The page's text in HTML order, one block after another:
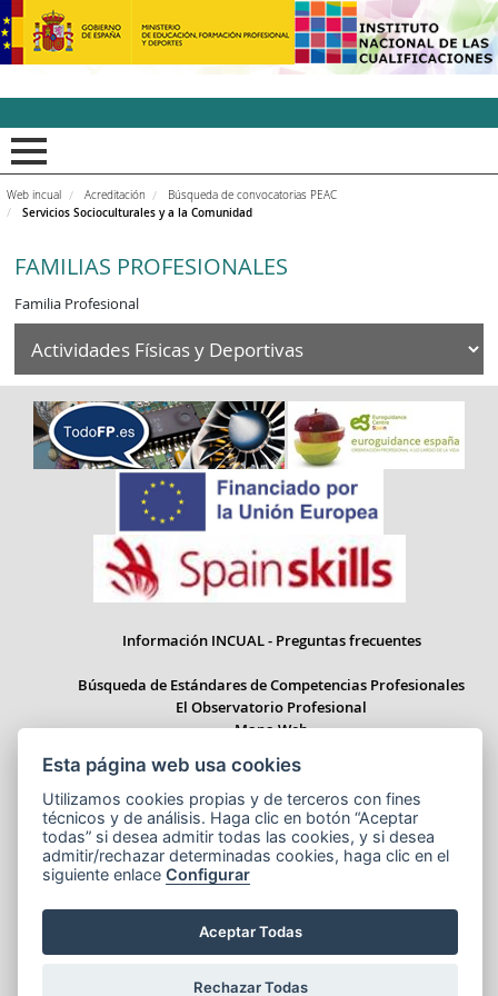
INCUAl - Instituto
Web incual Acreditación
Búsqueda de convocatorias PEAC
Servicios Socioculturales y a la Comunidad
FAMILIAS PROFESIONALES
Familia Profesional
Información INCUAL - Preguntas frecuentes
Búsqueda de Estándares de Competencias Profesionales
El Observatorio Profesional
Mapa Web
Paseo del Prado 28, 1ª Planta - 28014 Madrid
Correo electrónico: informacion.incual@educacion.gob.es
© Ministerio de Educación, Formación Profesional y Deportes
Esta página web usa cookies
Utilizamos cookies propias y de terceros con fines
técnicos y de análisis. Haga clic en botón “Aceptar
todas” si desea admitir todas las cookies, y si desea
admitir/rechazar determinadas cookies, haga clic en el
siguiente enlaceConfigurar
Aceptar Todas
Rechazar Todas